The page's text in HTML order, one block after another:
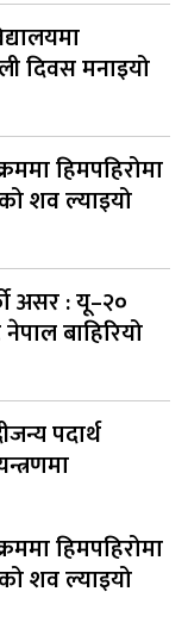
दिवस मनाइयो
हिमपहिरोमा
शव ल्याइयो
असर : यू–२०
बाहिरियो
पदार्थ
हिमपहिरोमा
शव ल्याइयो